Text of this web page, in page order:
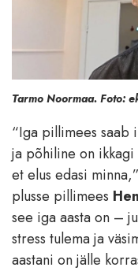
Tarmo Noormaa. Foto:
“Iga pillimees saab
ja põhiline on ikkagi
et elus edasi
plusse pillimees
see iga aasta on –
stress tulema ja
aastani on jälle